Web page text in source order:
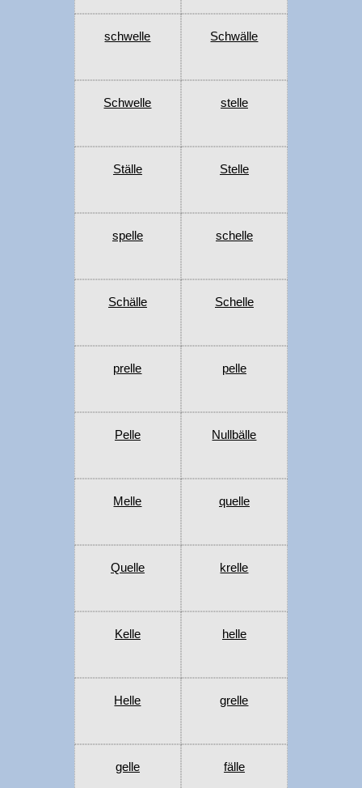
schwelle Schwälle
Schwelle stelle
Ställe Stelle
spelle schelle
Schälle Schelle
prelle pelle
Pelle Nullbälle
Melle quelle
Quelle krelle
Kelle helle
Helle grelle
gelle fälle